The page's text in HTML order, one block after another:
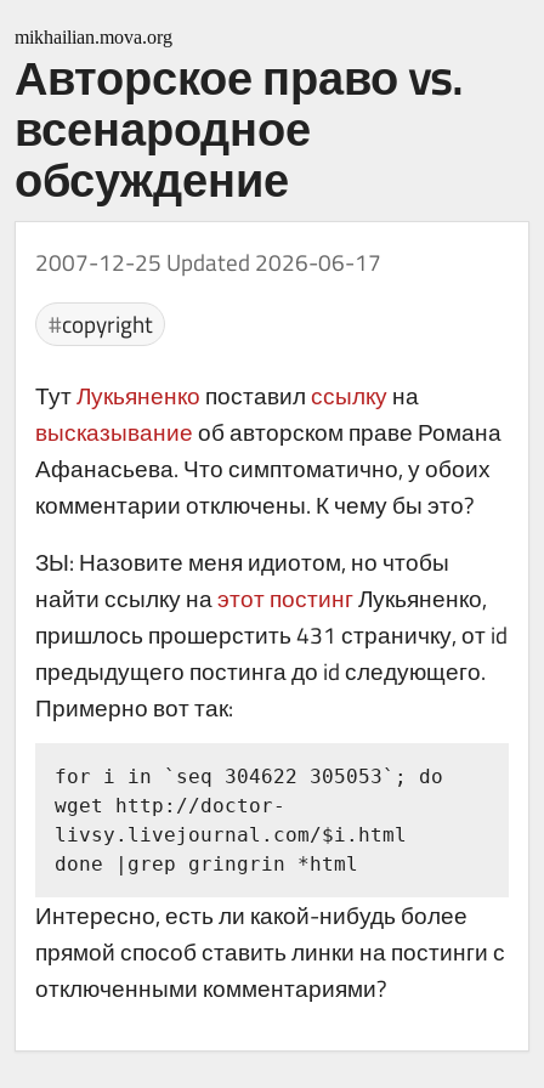
mikhailian.mova.org
Авторское право vs.
всенародное
обсуждение
2007-12-25 Updated 2026-06-17
copyright
ТутЛукьяненко поставилссылкуна
высказываниеоб авторском праве Романа
Афанасьева. Что симптоматично, у обоих
комментарии отключены. К чему бы это?
ЗЫ: Назовите меня идиотом, но чтобы
найти ссылку наэтот постингЛукьяненко,
пришлось прошерстить 431 страничку, от id
предыдущего постинга до id следующего.
Примерно вот так:
for i in `seq 304622 305053`; do
wget http://doctor-
livsy.livejournal.com/$i.html
Интересно, есть ли какой-нибудь более
прямой способ ставить линки на постинги с
отключенными комментариями?